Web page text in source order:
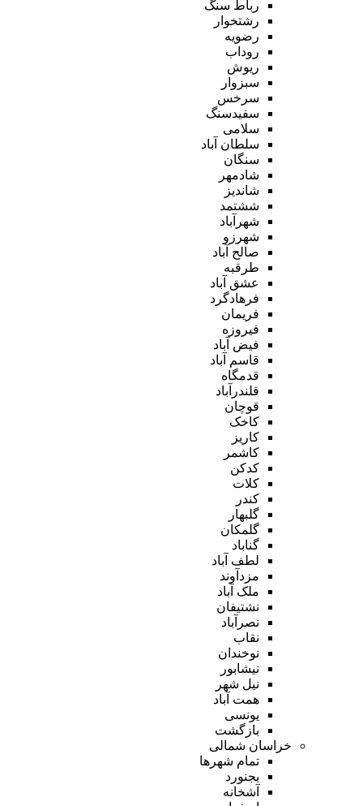
رباط سنگ
رشتخوار
رضویه
روداب
ریوش
سبزوار
سرخس
سفیدسنگ
سلامی
سلطان آباد
سنگان
شادمهر
شاندیز
ششتمد
شهرآباد
شهرزو
صالح آباد
طرقبه
عشق آباد
فرهادگرد
فریمان
فیروزه
فیض آباد
قاسم آباد
قدمگاه
قلندرآباد
قوچان
کاخک
کاریز
کاشمر
کدکن
کلات
کندر
گلبهار
گلمکان
گناباد
لطف آباد
مزدآوند
ملک آباد
نشتیفان
نصرآباد
نقاب
نوخندان
نیشابور
نیل شهر
همت آباد
یونسی
بازگشت
خراسان شمالی
تمام شهر‌ها
بجنورد
آشخانه